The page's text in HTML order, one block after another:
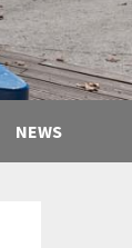
NEWS